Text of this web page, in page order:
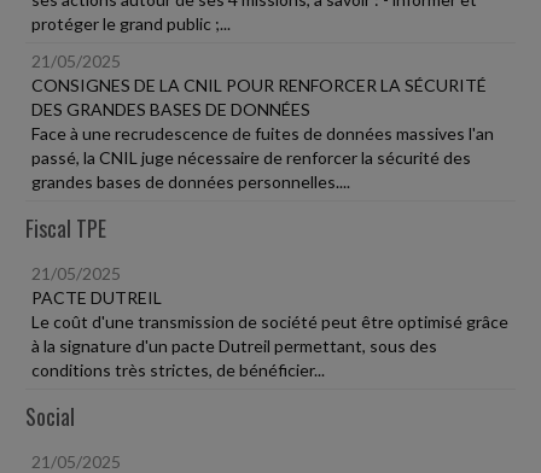
protéger le grand public ;...
21/05/2025
CONSIGNES DE LA CNIL POUR RENFORCER LA SÉCURITÉ
DES GRANDES BASES DE DONNÉES
Face à une recrudescence de fuites de données massives l'an
passé, la CNIL juge nécessaire de renforcer la sécurité des
grandes bases de données personnelles....
Fiscal TPE
21/05/2025
PACTE DUTREIL
Le coût d'une transmission de société peut être optimisé grâce
à la signature d'un pacte Dutreil permettant, sous des
conditions très strictes, de bénéficier...
Social
21/05/2025